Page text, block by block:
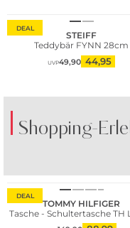
DEAL
STEIFF
Teddybär FYNN 28cm
UVP49,90 44,95
Shopping-
DEAL
TOMMY HILFIGER
Tasche - Schultertasche TH